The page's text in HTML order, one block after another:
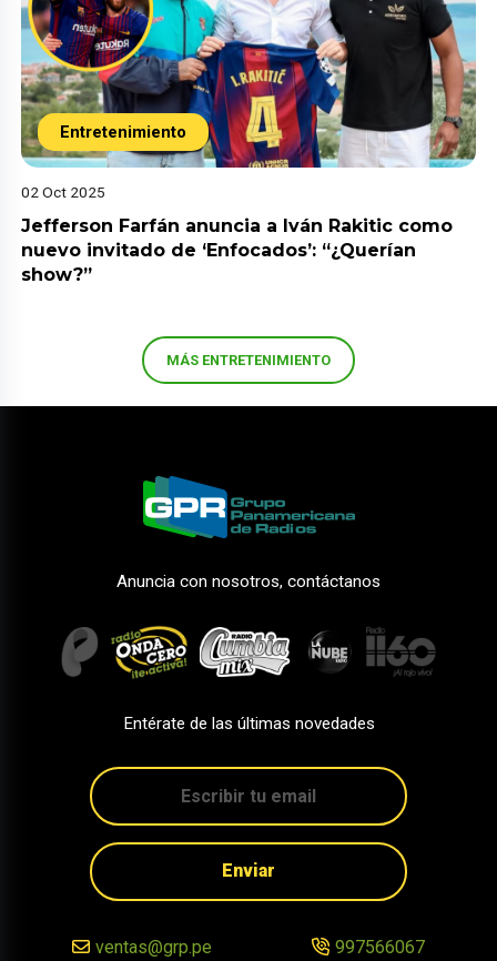
Entretenimiento
02 Oct 2025
Jefferson Farfán anuncia a Iván Rakitic como
nuevo invitado de ‘Enfocados’: “¿Querían
show?”
MÁS ENTRETENIMIENTO
Anuncia con nosotros, contáctanos
Entérate de las últimas novedades
Enviar
ventas@grp.pe 997566067